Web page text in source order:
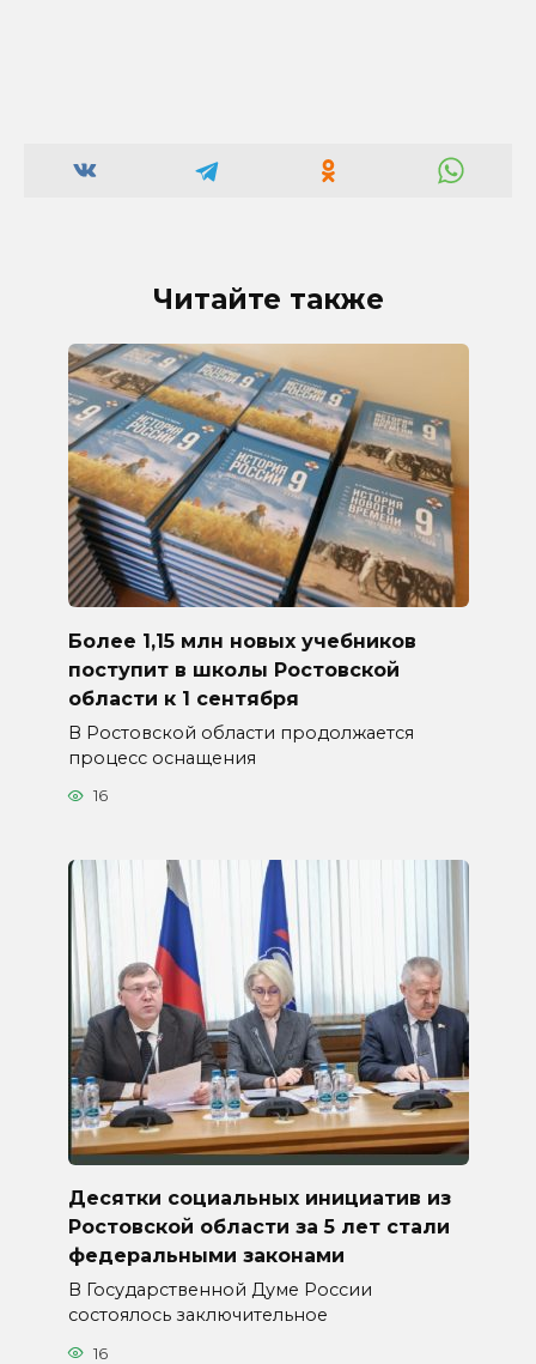
Читайте также
Более 1,15 млн новых учебников
поступит в школы Ростовской
области к 1 сентября
В Ростовской области продолжается
процесс оснащения
16
Десятки социальных инициатив из
Ростовской области за 5 лет стали
федеральными законами
В Государственной Думе России
состоялось заключительное
16